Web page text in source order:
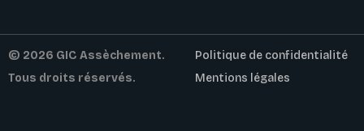
© 2026 GIC Assèchement.
Tous droits réservés.
Politique de confidentialité
Mentions légales